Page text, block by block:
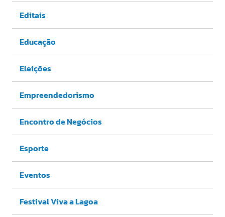
Editais
Educação
Eleições
Empreendedorismo
Encontro de Negócios
Esporte
Eventos
Festival Viva a Lagoa